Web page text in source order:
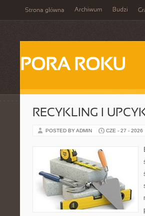
Strona główna Archiwum Budzi
PORA ROKU
RECYKLING I
POSTED BY ADMIN CZE - 27 - 2026